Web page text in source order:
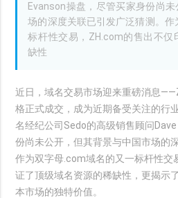
Evanson操盘，尽管买家身份尚
场的深度关联已引发广泛猜测。
标杆性交易，ZH.com的售出不仅
缺性
近日，域名交易市场迎来重磅消息
格正式成交，成为近期备受关注的行
名经纪公司Sedo的高级销售顾问
份尚未公开，但其背景与中国市场的
作为双字母.com域名的又一标杆性交
证了顶级域名资源的稀缺性，更揭示
本市场的独特价值。